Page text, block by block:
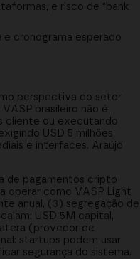
e risco de "bank
cronograma esperado
perspectiva do setor
brasileiro não é
cliente ou executando
USD 5 milhões
e interfaces. Araújo
de pagamentos cripto
operar como VASP Light
anual, (3) segregação de
USD 5M capital,
(provedor de
startups podem usar
segurança do sistema.